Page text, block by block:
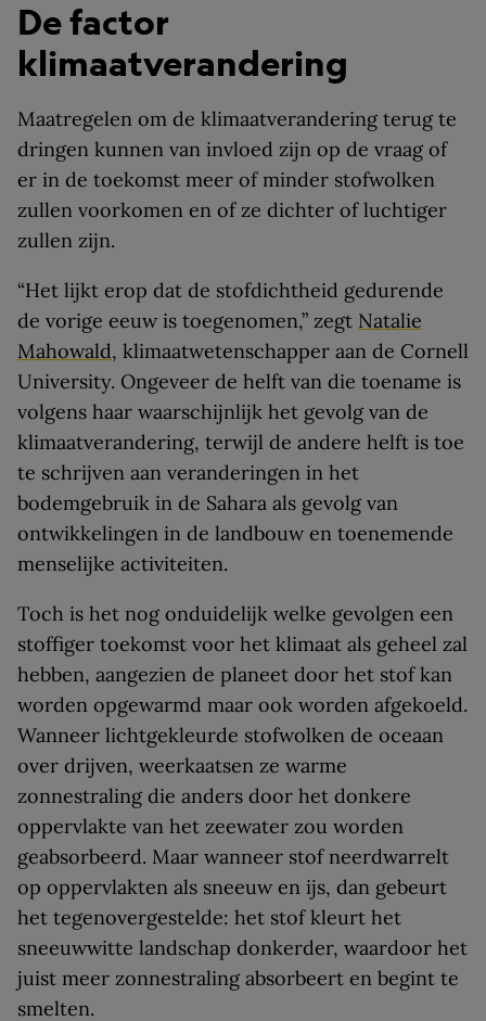
De factor
klimaatverandering
Maatregelen om de klimaatverandering terug te
dringen kunnen van invloed zijn op de vraag of
er in de toekomst meer of minder stofwolken
zullen voorkomen en of ze dichter of luchtiger
zullen zijn.
“Het lijkt erop dat de stofdichtheid gedurende
de vorige eeuw is toegenomen,” zegt Natalie
Mahowald, klimaatwetenschapper aan de Cornell
University. Ongeveer de helft van die toename is
volgens haar waarschijnlijk het gevolg van de
klimaatverandering, terwijl de andere helft is toe
te schrijven aan veranderingen in het
bodemgebruik in de Sahara als gevolg van
ontwikkelingen in de landbouw en toenemende
menselijke activiteiten.
Toch is het nog onduidelijk welke gevolgen een
stoffiger toekomst voor het klimaat als geheel zal
hebben, aangezien de planeet door het stof kan
worden opgewarmd maar ook worden afgekoeld.
Wanneer lichtgekleurde stofwolken de oceaan
over drijven, weerkaatsen ze warme
zonnestraling die anders door het donkere
oppervlakte van het zeewater zou worden
geabsorbeerd. Maar wanneer stof neerdwarrelt
op oppervlakten als sneeuw en ijs, dan gebeurt
het tegenovergestelde: het stof kleurt het
sneeuwwitte landschap donkerder, waardoor het
juist meer zonnestraling absorbeert en begint te
smelten.